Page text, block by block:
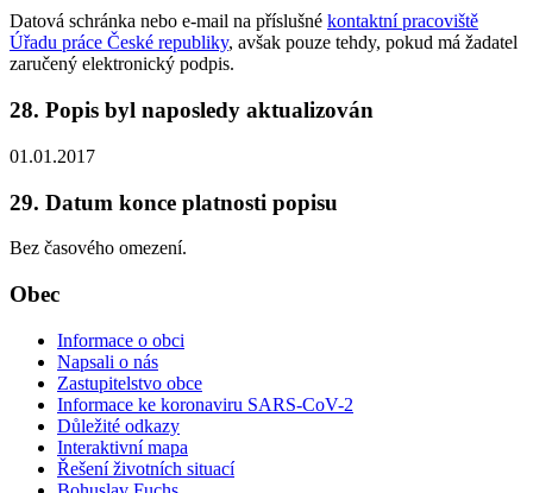
Datová schránka nebo e-mail na příslušné kontaktní pracoviště
Úřadu práce České republiky, avšak pouze tehdy, pokud má žadatel
zaručený elektronický podpis.
28. Popis byl naposledy aktualizován
01.01.2017
29. Datum konce platnosti popisu
Bez časového omezení.
Obec
Informace o obci
Napsali o nás
Zastupitelstvo obce
Informace ke koronaviru SARS-CoV-2
Důležité odkazy
Interaktivní mapa
Řešení životních situací